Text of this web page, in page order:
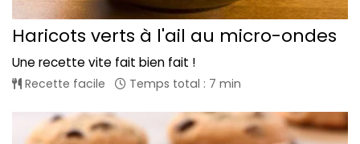
Haricots verts à l'ail au micro-ondes
Une recette vite fait bien fait !
Recette facile Temps total : 7 min